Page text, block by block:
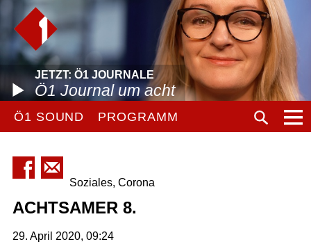
JETZT: Ö1 JOURNALE
Ö1 Journal um acht
Ö1 SOUND PROGRAMM
Soziales, Corona
ACHTSAMER 8.
29. April 2020, 09:24